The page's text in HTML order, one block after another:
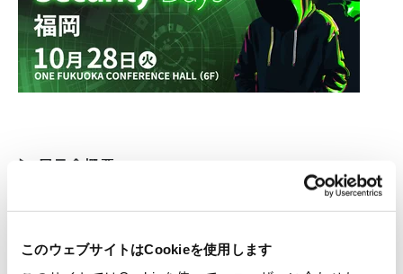
このウェブサイトはCookieを使用します
▶ 展示会概要
Security Days Fall 2025 Fukuoka